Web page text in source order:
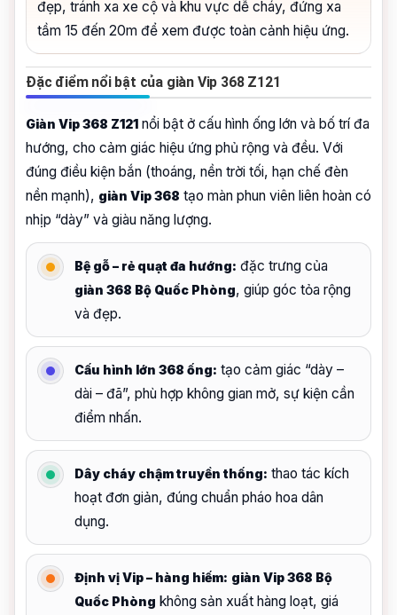
đẹp, tránh xa xe cộ và khu vực dễ cháy, đứng xa
tầm 15 đến 20m để xem được toàn cảnh hiệu ứng.
Đặc điểm nổi bật của giàn Vip 368 Z121
Giàn Vip 368 Z121 nổi bật ở cấu hình ống lớn và bố trí đa
hướng, cho cảm giác hiệu ứng phủ rộng và đều. Với
đúng điều kiện bắn (thoáng, nền trời tối, hạn chế đèn
nền mạnh), giàn Vip 368 tạo màn phun viên liên hoàn có
nhịp “dày” và giàu năng lượng.
Bệ gỗ – rẻ quạt đa hướng: đặc trưng của
giàn 368 Bộ Quốc Phòng, giúp góc tỏa rộng
và đẹp.
Cấu hình lớn 368 ống: tạo cảm giác “dày –
dài – đã”, phù hợp không gian mở, sự kiện cần
điểm nhấn.
Dây cháy chậm truyền thống: thao tác kích
hoạt đơn giản, đúng chuẩn pháo hoa dân
dụng.
Định vị Vip – hàng hiếm: giàn Vip 368 Bộ
Quốc Phòng không sản xuất hàng loạt, giá